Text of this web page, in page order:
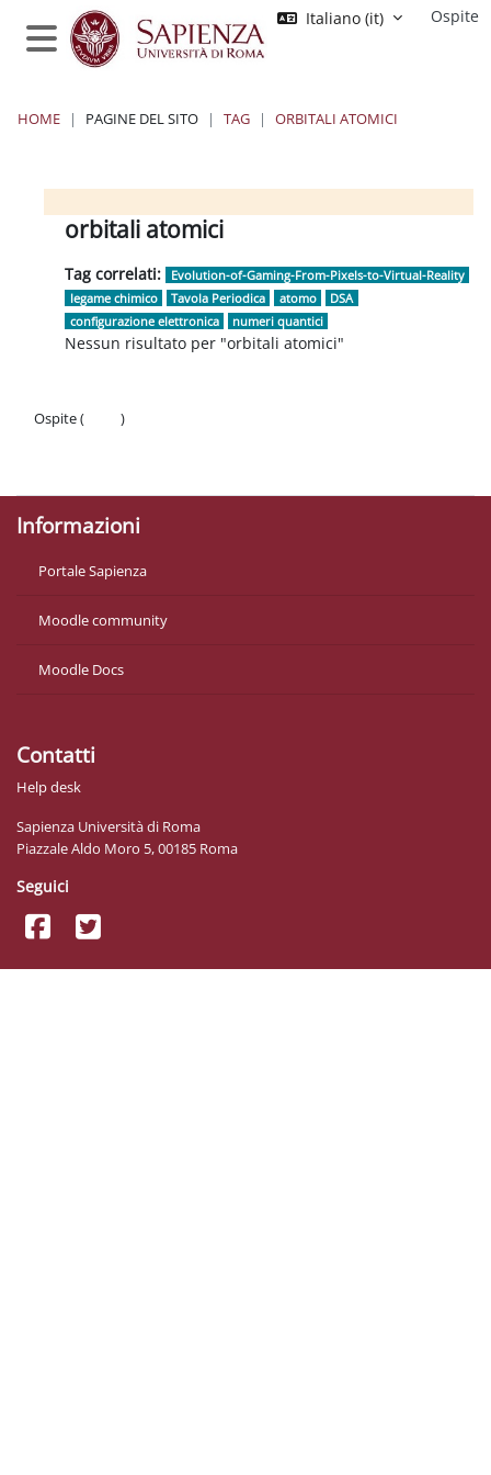
Vai al contenuto principale
Pannello laterale
Italiano ‎(it)‎ Ospite
HOME PAGINE DEL SITO TAG ORBITALI ATOMICI
Moodle Sapienza
Blocchi 1
Blocchi 2
Blocchi 3
Blocchi 4
orbitali atomici
Tag correlati:
Evolution-of-Gaming-From-Pixels-to-Virtual-Reality
legame chimico
Tavola Periodica atomo
DSA
configurazione elettronica
numeri quantici
Nessun risultato per "orbitali atomici"
Ospite (
)
Informazioni
Portale Sapienza
Moodle community
Moodle Docs
Contatti
Help desk
Sapienza Università di Roma
Piazzale Aldo Moro 5, 00185 Roma
Seguici